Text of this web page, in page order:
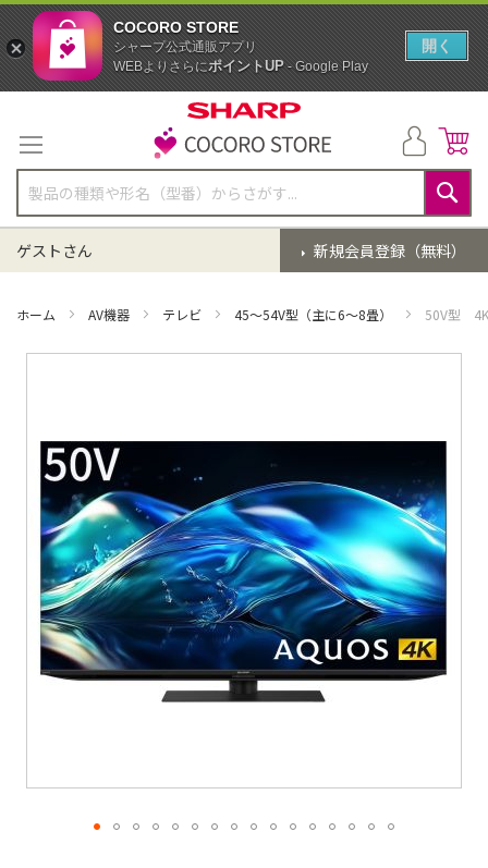
テ
ン
ツ
に
ス
キ
ッ
検
索
新規会員登録（無料）
ゲストさん
ホーム AV機器 テレビ 45～54V型（主に6～8畳） 50V型
後
COCORO STORE
シャープ公式通販アプリ
WEBよりさらにポイントUP- Google Play
開く